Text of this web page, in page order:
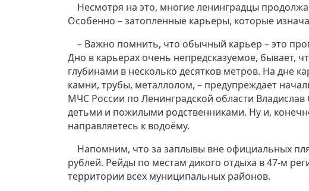
Несмотря на это, многие ленинградцы
Особенно – затопленные карьеры, которые
– Важно помнить, что обычный карьер – это
Дно в карьерах очень непредсказуемое, бывает,
глубинами в несколько десятков метров. На дне
камни, трубы, металлолом, – предупреждает
МЧС России по Ленинградской области
детьми и пожилыми родственниками. Ну и,
направляетесь к водоёму.
Напомним, что за заплывы вне официальных
рублей. Рейды по местам дикого отдыха в 47-м
территории всех муниципальных районов.